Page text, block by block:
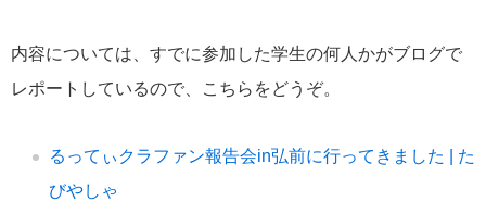
内容については、すでに参加した学生の何人かがブログで
レポートしているので、こちらをどうぞ。
るってぃクラファン報告会in弘前に行ってきました | た
びやしゃ